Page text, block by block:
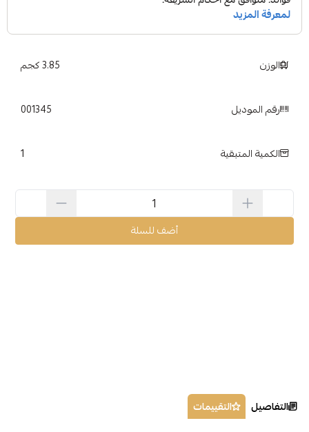
الوزن 3.85 كجم
رقم الموديل 001345
الكمية المتبقية 1
أضف للسلة
التفاصيل التقييمات